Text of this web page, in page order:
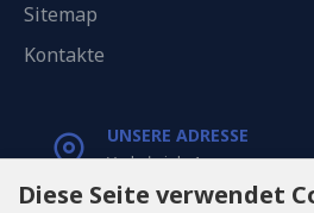
Sitemap
Kontakte
UNSERE ADRESSE
Varkaļu iela 1,
Riga, Latvia, LV1067
Diese Seite verwendet